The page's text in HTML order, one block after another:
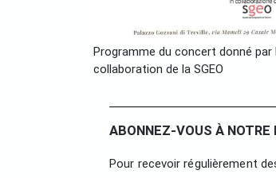
Programme du concert donné par
collaboration de la SGEO
ABONNEZ-VOUS À NOTRE
Pour recevoir régulièrement